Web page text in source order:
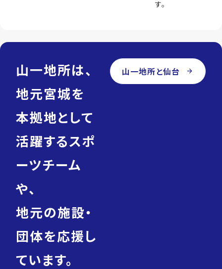
す。
山一地所は、
地元宮城を
本拠地として
活躍するスポ
ーツチーム
や、
地元の施設・
団体を応援し
ています。
山一地所と仙台 arrow_forward